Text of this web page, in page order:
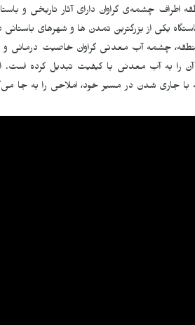
اطراف چشمەی گراوان دارای آثار تاریخی و
یکی از بزرگترین تمدن ها و شهرهای
چشمه آب معدنی گراوان خاصیت درمانی
را به آب معدنی با کیفیت تبدیل کرده است.
با جاری شدن در مسیر خود، املاحی را به جا